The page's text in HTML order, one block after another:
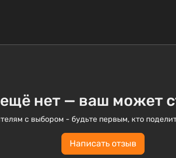
нет — ваш может
с выбором - будьте первым, кто
Написать отзыв